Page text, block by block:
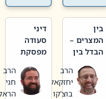
בין
המצרים –
הבדל בין
חדשה
לישנה
הרב
יחזקאל
בוצ'קו
דיני
סעודה
מפסקת
תשעה
באב
הרב
חגי
הראל